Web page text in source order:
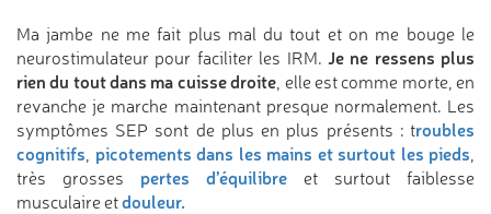
Ma jambe ne me fait plus mal du tout et on me bouge le
neurostimulateur pour faciliter les IRM. Je ne ressens plus
rien du tout dans ma cuisse droite, elle est comme morte, en
revanche je marche maintenant presque normalement. Les
symptômes SEP sont de plus en plus présents : troubles
cognitifs, picotements dans les mains et surtout les pieds,
très grosses pertes d’équilibre et surtout faiblesse
musculaire etdouleur.